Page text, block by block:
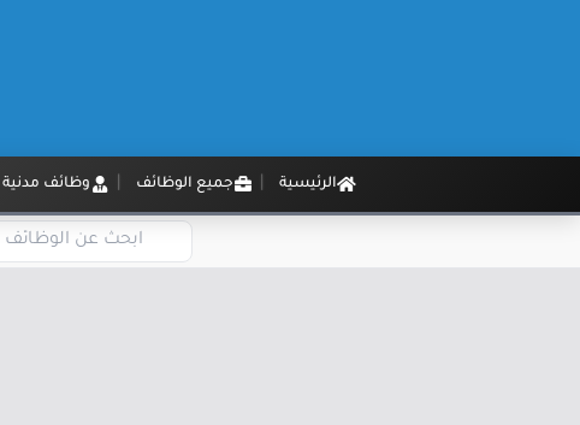
الرئيسية جميع الوظائف وظائف مدنية